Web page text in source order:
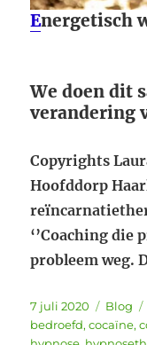
Energetisch
We doen dit
verandering
Copyrights
Hoofddorp
‘’Coaching die
probleem weg.
Geplaatst
op
7 juli 2020 Blog
bedroefd,cocaïne,